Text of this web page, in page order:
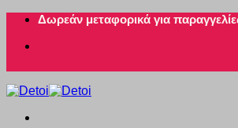
Μετάβαση
περιεχόμενο
Δωρεάν μεταφορικά για